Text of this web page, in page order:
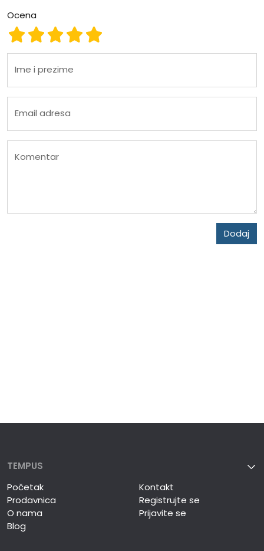
Ocena
Ocena 5
Ocena 4
Ocena 3
Ocena 2
Ocena 1
Ime i prezime
Email adresa
Komentar
Dodaj
TEMPUS
Početak
Prodavnica
O nama
Blog
Kontakt
Registrujte se
Prijavite se